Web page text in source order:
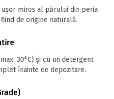
miros al părului din peria
de origine naturală.
30°C) și cu un detergent
înainte de depozitare.